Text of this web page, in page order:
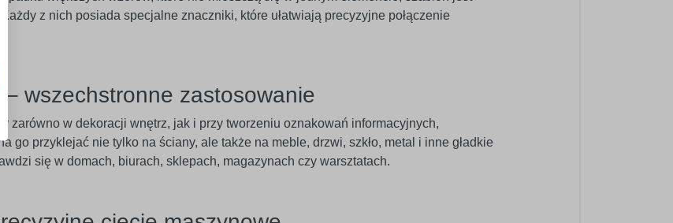
z nich posiada specjalne znaczniki, które ułatwiają precyzyjne połączenie
wszechstronne zastosowanie
zarówno w dekoracji wnętrz, jak i przy tworzeniu oznakowań informacyjnych,
go przyklejać nie tylko na ściany, ale także na meble, drzwi, szkło, metal i inne gładkie
się w domach, biurach, sklepach, magazynach czy warsztatach.